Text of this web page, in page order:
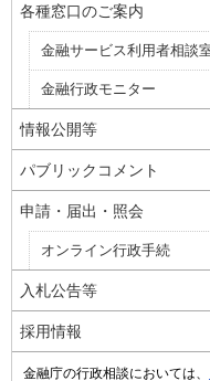
各種窓口のご案内
金融サービス利用者相談
金融行政モニター
情報公開等
パブリックコメント
申請・届出・照会
オンライン行政手続
入札公告等
採用情報
金融庁の行政相談においては、